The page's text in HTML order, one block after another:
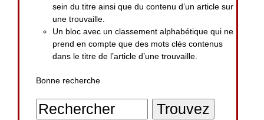
sein du titre ainsi que du contenu d’un article sur
une trouvaille.
Un bloc avec un classement alphabétique qui ne
prend en compte que des mots clés contenus
dans le titre de l’article d’une trouvaille.
Bonne recherche